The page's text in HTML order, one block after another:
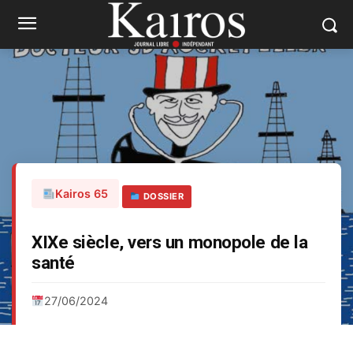
Kairos 65 DOSSIER
XIXe siècle, vers un monopole de la
santé
27/06/2024